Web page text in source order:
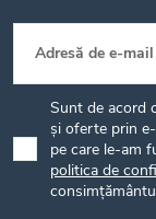
S
u
b
Adresă de e-mail
Sunt de acord
și oferte prin
pe care le-am
politica de